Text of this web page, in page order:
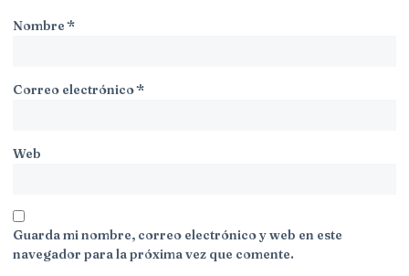
Nombre*
Correo electrónico*
Web
Guarda mi nombre, correo electrónico y web en este
navegador para la próxima vez que comente.